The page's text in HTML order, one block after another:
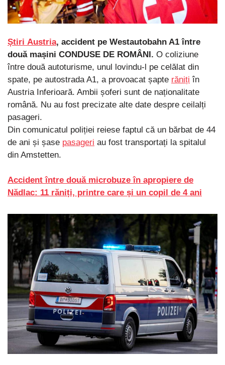
Știri Austria, accident pe Westautobahn A1 între
două mașini CONDUSE DE ROMÂNI. O coliziune
între două autoturisme, unul lovindu-l pe celălat din
spate, pe autostrada A1, a provoacat șapte răniți în
Austria Inferioară. Ambii șoferi sunt de naționalitate
română. Nu au fost precizate alte date despre ceilalți
pasageri.
Din comunicatul poliției reiese faptul că un bărbat de 44
de ani și șase pasageri au fost transportați la spitalul
din Amstetten.
Accident între două microbuze în apropiere de
Nădlac: 11 răniți, printre care și un copil de 4 ani